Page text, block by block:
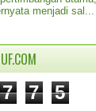
menjadi sal...
7 7 5